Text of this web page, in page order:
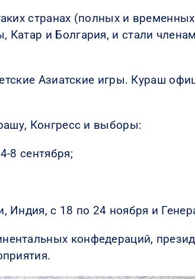
странах (полных и
и Болгария, и стали
Азиатские игры. Кураш
Конгресс и выборы:
8 сентября;
с 18 по 24 ноября и
конфедераций,